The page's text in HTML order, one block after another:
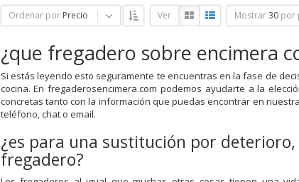
Ordenar por Precio Ver Mostrar 30 por
¿que fregadero sobre encimera
Si estás leyendo esto seguramente te encuentras en la fase de
cocina. En fregaderosencimera.com podemos ayudarte a la
concretas tanto con la información que puedas encontrar en
teléfono, chat o email.
¿es para una sustitución por
fregadero?